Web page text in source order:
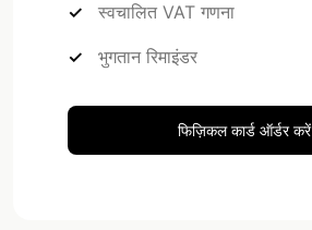
स्वचालित VAT गणना
भुगतान रिमाइंडर
फिज़िकल कार्ड ऑर्डर करें